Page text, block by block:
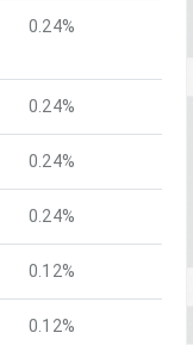
0.24%
0.24%
0.24%
0.24%
0.12%
0.12%